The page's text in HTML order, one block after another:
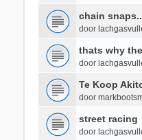
chain
door
thats why
door
Te Koop
door
street racing
door